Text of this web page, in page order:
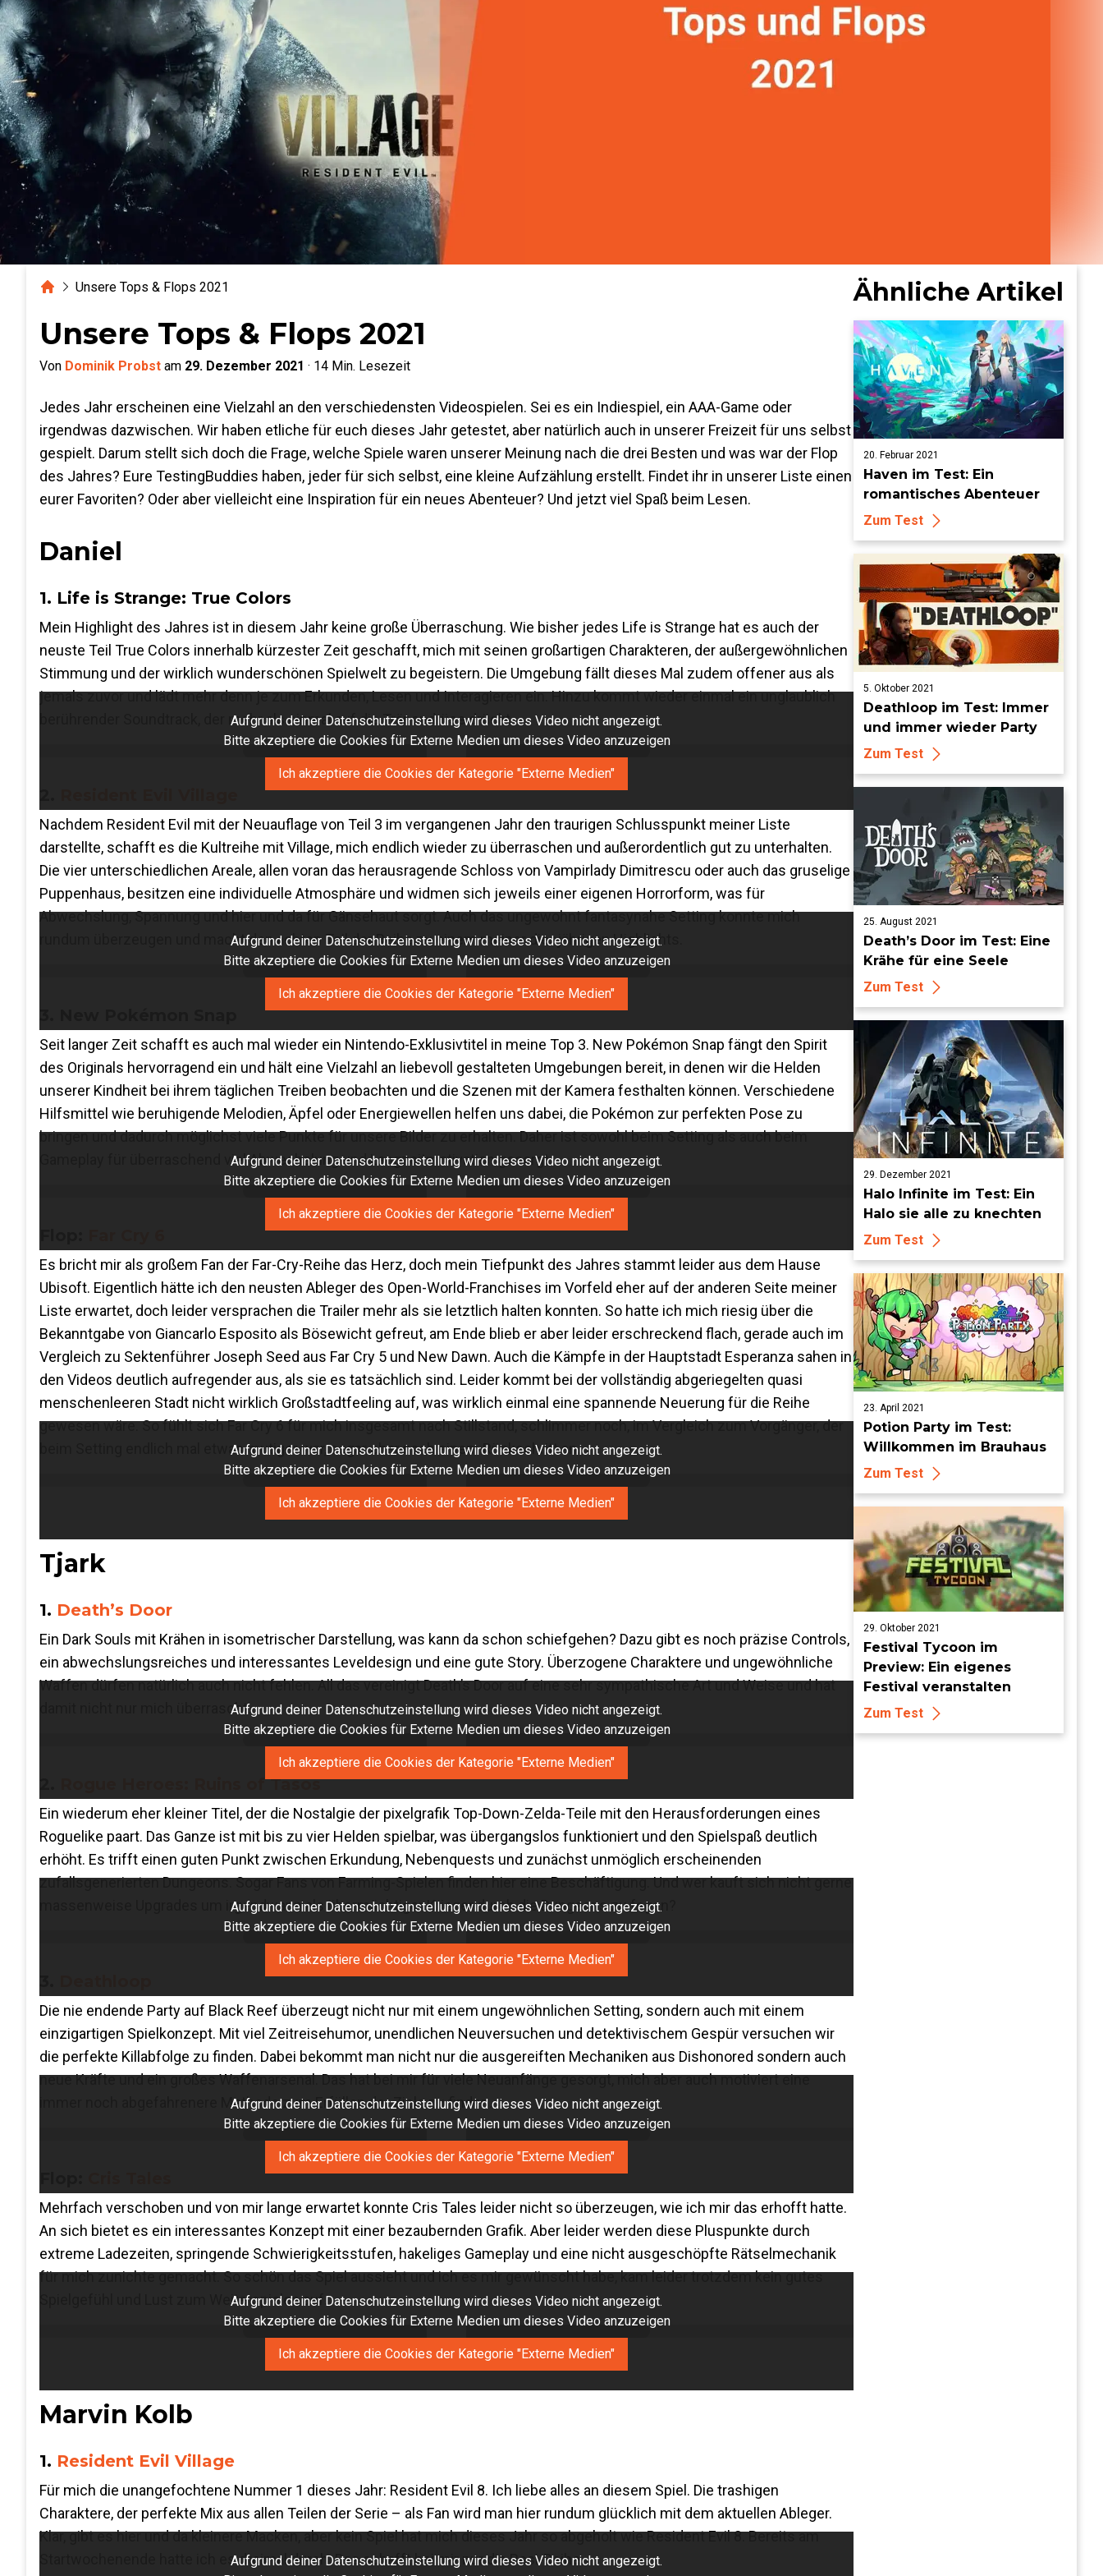
HomeUnsere Tops & Flops 2021
Unsere Tops & Flops 2021
Von Dominik Probst am 29. Dezember 2021 · 14 Min. Lesezeit
Jedes Jahr erscheinen eine Vielzahl an den verschiedensten Videospielen. Sei es ein Indiespiel, ein AAA-Game oder
irgendwas dazwischen. Wir haben etliche für euch dieses Jahr getestet, aber natürlich auch in unserer Freizeit für uns selbst
gespielt. Darum stellt sich doch die Frage, welche Spiele waren unserer Meinung nach die drei Besten und was war der Flop
des Jahres? Eure TestingBuddies haben, jeder für sich selbst, eine kleine Aufzählung erstellt. Findet ihr in unserer Liste einen
eurer Favoriten? Oder aber vielleicht eine Inspiration für ein neues Abenteuer? Und jetzt viel Spaß beim Lesen.
Daniel
1. Life is Strange: True Colors
Mein Highlight des Jahres ist in diesem Jahr keine große Überraschung. Wie bisher jedes Life is Strange hat es auch der
neuste Teil True Colors innerhalb kürzester Zeit geschafft, mich mit seinen großartigen Charakteren, der außergewöhnlichen
Stimmung und der wirklich wunderschönen Spielwelt zu begeistern. Die Umgebung fällt dieses Mal zudem offener aus als
jemals zuvor und lädt mehr denn je zum Erkunden, Lesen und Interagieren ein. Hinzu kommt wieder einmal ein unglaublich
berührender Soundtrack, der mehr als einmal auf die Tränendrüse drückt.
Aufgrund deiner Datenschutzeinstellung wird dieses Video nicht angezeigt.
Bitte akzeptiere die Cookies für Externe Medien um dieses Video anzuzeigen
Ich akzeptiere die Cookies der Kategorie "Externe Medien"
Nachdem Resident Evil mit der Neuauflage von Teil 3 im vergangenen Jahr den traurigen Schlusspunkt meiner Liste
darstellte, schafft es die Kultreihe mit Village, mich endlich wieder zu überraschen und außerordentlich gut zu unterhalten.
Die vier unterschiedlichen Areale, allen voran das herausragende Schloss von Vampirlady Dimitrescu oder auch das gruselige
Puppenhaus, besitzen eine individuelle Atmosphäre und widmen sich jeweils einer eigenen Horrorform, was für
Abwechslung, Spannung und hier und da für Gänsehaut sorgt. Auch das ungewohnt fantasynahe Setting konnte mich
rundum überzeugen und macht den achten Teil der Reihe zu einem meiner diesjährigen Highlights.
Aufgrund deiner Datenschutzeinstellung wird dieses Video nicht angezeigt.
Bitte akzeptiere die Cookies für Externe Medien um dieses Video anzuzeigen
Ich akzeptiere die Cookies der Kategorie "Externe Medien"
Seit langer Zeit schafft es auch mal wieder ein Nintendo-Exklusivtitel in meine Top 3. New Pokémon Snap fängt den Spirit
des Originals hervorragend ein und hält eine Vielzahl an liebevoll gestalteten Umgebungen bereit, in denen wir die Helden
unserer Kindheit bei ihrem täglichen Treiben beobachten und die Szenen mit der Kamera festhalten können. Verschiedene
Hilfsmittel wie beruhigende Melodien, Äpfel oder Energiewellen helfen uns dabei, die Pokémon zur perfekten Pose zu
bringen und dadurch möglichst viele Punkte für unsere Bilder zu erhalten. Daher ist sowohl beim Setting als auch beim
Gameplay für überraschend viel Abwechslung und Langzeitmotivation gesorgt.
Aufgrund deiner Datenschutzeinstellung wird dieses Video nicht angezeigt.
Bitte akzeptiere die Cookies für Externe Medien um dieses Video anzuzeigen
Ich akzeptiere die Cookies der Kategorie "Externe Medien"
Es bricht mir als großem Fan der Far-Cry-Reihe das Herz, doch mein Tiefpunkt des Jahres stammt leider aus dem Hause
Ubisoft. Eigentlich hätte ich den neusten Ableger des Open-World-Franchises im Vorfeld eher auf der anderen Seite meiner
Liste erwartet, doch leider versprachen die Trailer mehr als sie letztlich halten konnten. So hatte ich mich riesig über die
Bekanntgabe von Giancarlo Esposito als Bösewicht gefreut, am Ende blieb er aber leider erschreckend flach, gerade auch im
Vergleich zu Sektenführer Joseph Seed aus Far Cry 5 und New Dawn. Auch die Kämpfe in der Hauptstadt Esperanza sahen in
den Videos deutlich aufregender aus, als sie es tatsächlich sind. Leider kommt bei der vollständig abgeriegelten quasi
menschenleeren Stadt nicht wirklich Großstadtfeeling auf, was wirklich einmal eine spannende Neuerung für die Reihe
gewesen wäre. So fühlt sich Far Cry 6 für mich insgesamt nach Stillstand, schlimmer noch, im Vergleich zum Vorgänger, der
beim Setting endlich mal etwas mutiger war, sogar eher nach einem Rückschritt an.
Aufgrund deiner Datenschutzeinstellung wird dieses Video nicht angezeigt.
Bitte akzeptiere die Cookies für Externe Medien um dieses Video anzuzeigen
Ich akzeptiere die Cookies der Kategorie "Externe Medien"
Tjark
1. Death’s Door
Ein Dark Souls mit Krähen in isometrischer Darstellung, was kann da schon schiefgehen? Dazu gibt es noch präzise Controls,
ein abwechslungsreiches und interessantes Leveldesign und eine gute Story. Überzogene Charaktere und ungewöhnliche
Waffen dürfen natürlich auch nicht fehlen. All das vereinigt Death’s Door auf eine sehr sympathische Art und Weise und hat
damit nicht nur mich überrascht.Aufgrund deiner Datenschutzeinstellung wird dieses Video nicht angezeigt.
Bitte akzeptiere die Cookies für Externe Medien um dieses Video anzuzeigen
Ich akzeptiere die Cookies der Kategorie "Externe Medien"
Rogue Heroes: Ruins of Tasos
Ein wiederum eher kleiner Titel, der die Nostalgie der pixelgrafik Top-Down-Zelda-Teile mit den Herausforderungen eines
Roguelike paart. Das Ganze ist mit bis zu vier Helden spielbar, was übergangslos funktioniert und den Spielspaß deutlich
erhöht. Es trifft einen guten Punkt zwischen Erkundung, Nebenquests und zunächst unmöglich erscheinenden
zufallsgenerierten Dungeons. Sogar Fans von Farming-Spielen finden hier eine Beschäftigung. Und wer kauft sich nicht gerne
massenweise Upgrades um irgendwann als übermächtiger Krieger durch die Dungeons zu fegen?
Aufgrund deiner Datenschutzeinstellung wird dieses Video nicht angezeigt.
Bitte akzeptiere die Cookies für Externe Medien um dieses Video anzuzeigen
Ich akzeptiere die Cookies der Kategorie "Externe Medien"
Die nie endende Party auf Black Reef überzeugt nicht nur mit einem ungewöhnlichen Setting, sondern auch mit einem
einzigartigen Spielkonzept. Mit viel Zeitreisehumor, unendlichen Neuversuchen und detektivischem Gespür versuchen wir
die perfekte Killabfolge zu finden. Dabei bekommt man nicht nur die ausgereiften Mechaniken aus Dishonored sondern auch
neue Kräfte und ein großes Waffenarsenal. Das hat bei mir für viele Neuanfänge gesorgt, mich aber auch motiviert eine
immer noch abgefahrenere Methode zum Erfüllen der Ziele zu finden.
Aufgrund deiner Datenschutzeinstellung wird dieses Video nicht angezeigt.
Bitte akzeptiere die Cookies für Externe Medien um dieses Video anzuzeigen
Ich akzeptiere die Cookies der Kategorie "Externe Medien"
Mehrfach verschoben und von mir lange erwartet konnte Cris Tales leider nicht so überzeugen, wie ich mir das erhofft hatte.
An sich bietet es ein interessantes Konzept mit einer bezaubernden Grafik. Aber leider werden diese Pluspunkte durch
extreme Ladezeiten, springende Schwierigkeitsstufen, hakeliges Gameplay und eine nicht ausgeschöpfte Rätselmechanik
für mich zunichte gemacht. So schön das Spiel aussieht und ich es mir gewünscht habe, kam leider trotzdem kein gutes
Spielgefühl und Lust zum Weiterspielen auf.Aufgrund deiner Datenschutzeinstellung wird dieses Video nicht angezeigt.
Bitte akzeptiere die Cookies für Externe Medien um dieses Video anzuzeigen
Ich akzeptiere die Cookies der Kategorie "Externe Medien"
Marvin Kolb
1. Resident Evil Village
Für mich die unangefochtene Nummer 1 dieses Jahr: Resident Evil 8. Ich liebe alles an diesem Spiel. Die trashigen
Charaktere, der perfekte Mix aus allen Teilen der Serie – als Fan wird man hier rundum glücklich mit dem aktuellen Ableger.
Klar, gibt es hier und da kleinere Macken, aber kein Spiel hat mich dieses Jahr so abgeholt wie Resident Evil 8. Bereits am
Startwochenende hatte ich es dreimal durch. Das schafft bei mir nur die Resi-Reihe.
Aufgrund deiner Datenschutzeinstellung wird dieses Video nicht angezeigt.
Ähnliche Artikel
20. Februar 2021
Haven im Test: Ein
romantisches Abenteuer
Zum Test
5. Oktober 2021
Deathloop im Test: Immer
und immer wieder Party
Zum Test
25. August 2021
Death’s Door im Test: Eine
Krähe für eine Seele
Zum Test
29. Dezember 2021
Halo Infinite im Test: Ein
Halo sie alle zu knechten
Zum Test
23. April 2021
Potion Party im Test:
Willkommen im Brauhaus
Zum Test
29. Oktober 2021
Festival Tycoon im
Preview: Ein eigenes
Festival veranstalten
Zum Test